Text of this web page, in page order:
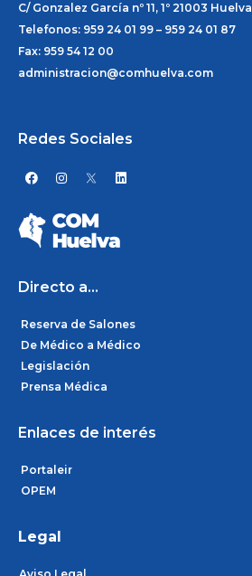
C/ Gonzalez García nº 11, 1º 21003 Huelva
Telefonos: 959 24 01 99 – 959 24 01 87
Fax: 959 54 12 00
administracion@comhuelva.com
Redes Sociales
F
a
e
b
o
o
I
n
a
g
r
L
i
i
Directo a...
Reserva de Salones
De Médico a Médico
Legislación
Prensa Médica
Enlaces de interés
Portaleir
OPEM
Legal